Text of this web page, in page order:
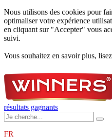
Nous utilisons des cookies pour
optimaliser votre expérience
en cliquant sur "Accepter" vous
suivi.
Vous souhaitez en savoir plus,
résultats gagnants
FR